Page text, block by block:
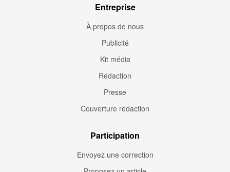
Entreprise
À propos de nous
Publicité
Kit média
Rédaction
Presse
Couverture rédaction
Participation
Envoyez une correction